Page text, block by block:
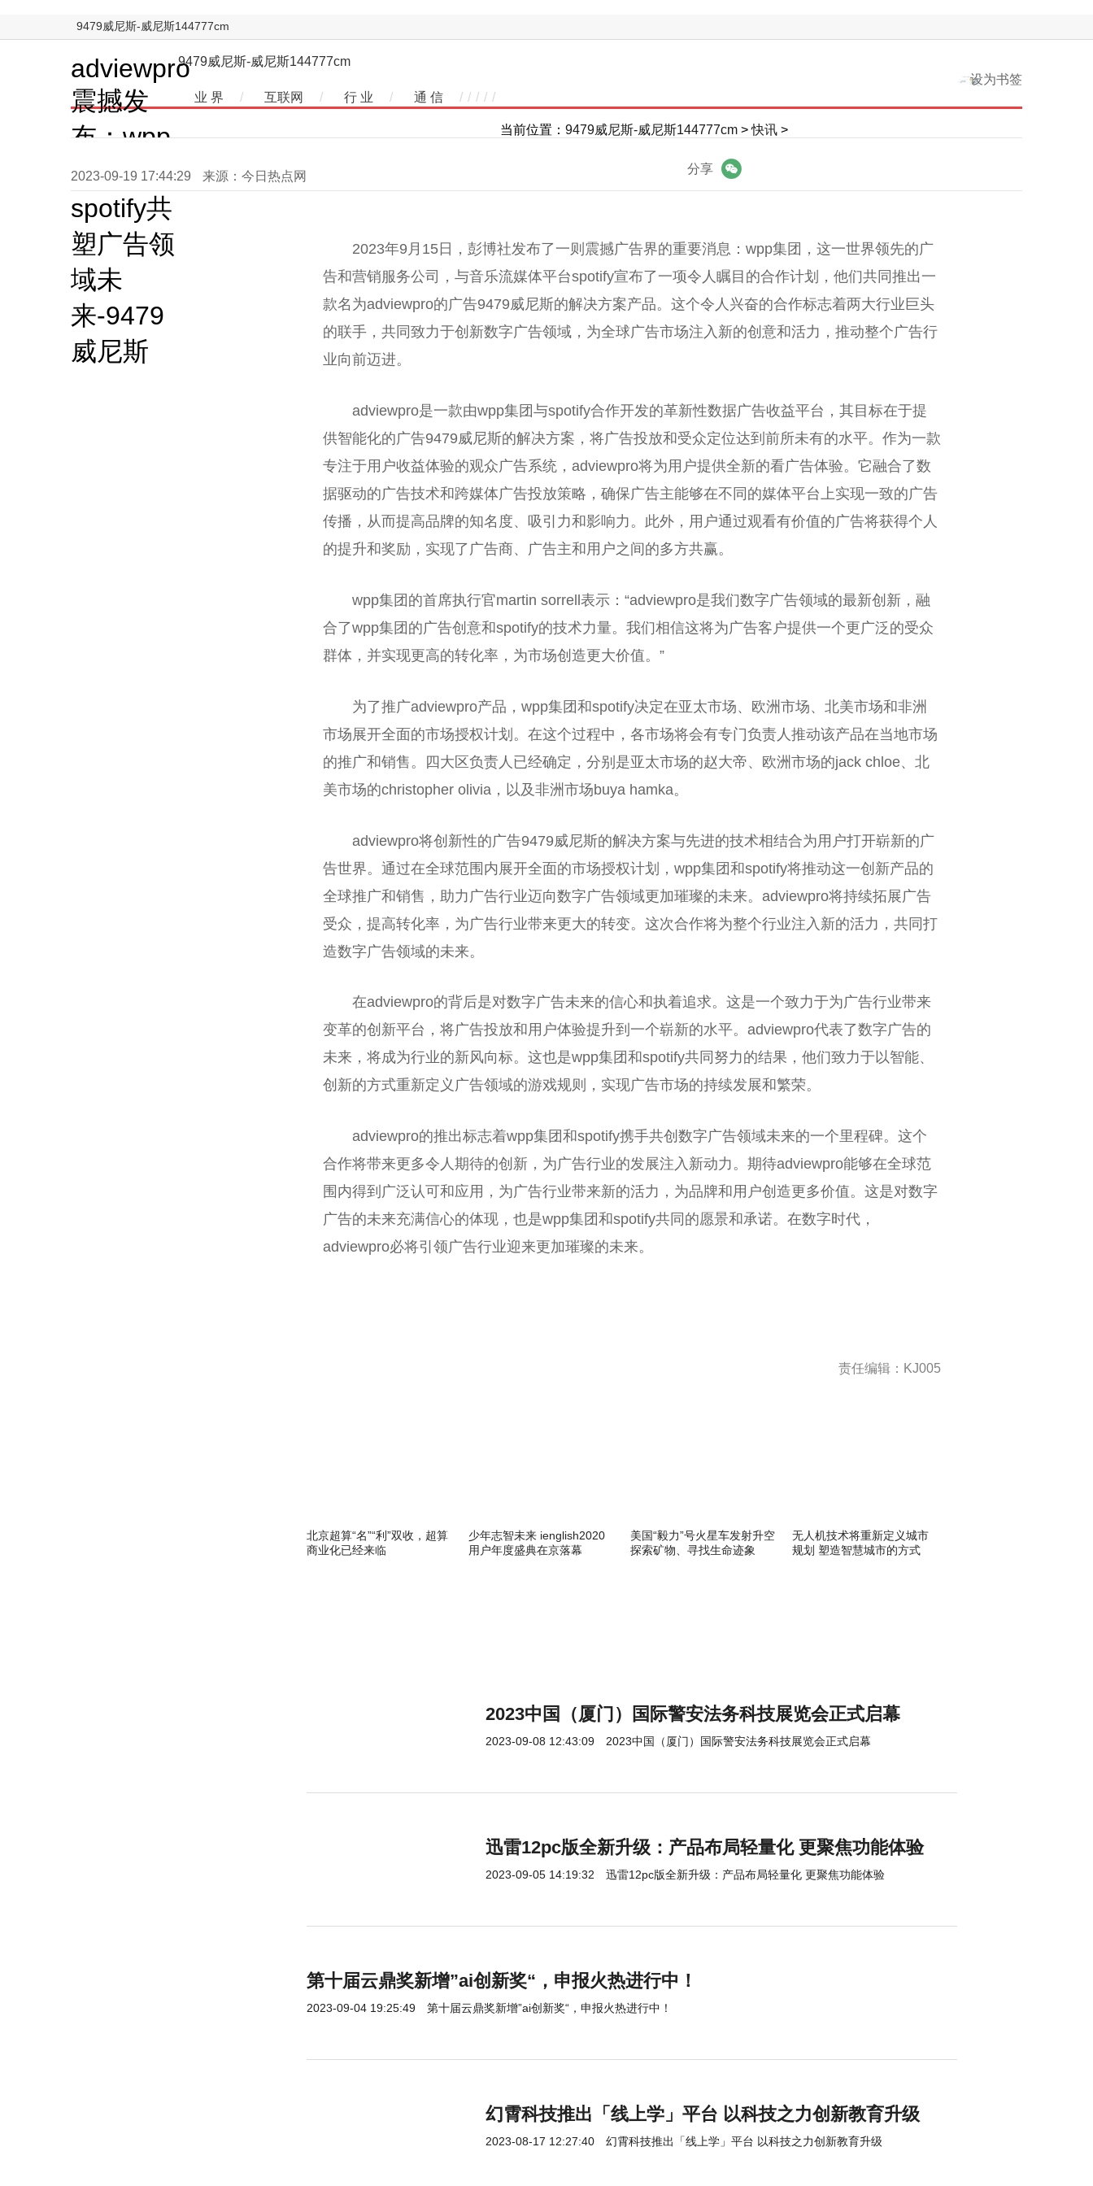
9479威尼斯-威尼斯144777cm
adviewpro
震撼发
布：wpp
集团与
spotify共
塑广告领
域未
来-9479
威尼斯
9479威尼斯-威尼斯144777cm
设为书签
业 界
/ 互联网 / 行 业 / 通 信 / / / / /
当前位置： 9479威尼斯-威尼斯144777cm >快讯 >
2023-09-19 17:44:29 来源：今日热点网
分享
2023年9月15日，彭博社发布了一则震撼广告界的重要消息：wpp集团，这一世界领先的广
告和营销服务公司，与音乐流媒体平台spotify宣布了一项令人瞩目的合作计划，他们共同推出一
款名为adviewpro的广告9479威尼斯的解决方案产品。这个令人兴奋的合作标志着两大行业巨头
的联手，共同致力于创新数字广告领域，为全球广告市场注入新的创意和活力，推动整个广告行
业向前迈进。
adviewpro是一款由wpp集团与spotify合作开发的革新性数据广告收益平台，其目标在于提
供智能化的广告9479威尼斯的解决方案，将广告投放和受众定位达到前所未有的水平。作为一款
专注于用户收益体验的观众广告系统，adviewpro将为用户提供全新的看广告体验。它融合了数
据驱动的广告技术和跨媒体广告投放策略，确保广告主能够在不同的媒体平台上实现一致的广告
传播，从而提高品牌的知名度、吸引力和影响力。此外，用户通过观看有价值的广告将获得个人
的提升和奖励，实现了广告商、广告主和用户之间的多方共赢。
wpp集团的首席执行官martin sorrell表示：“adviewpro是我们数字广告领域的最新创新，融
合了wpp集团的广告创意和spotify的技术力量。我们相信这将为广告客户提供一个更广泛的受众
群体，并实现更高的转化率，为市场创造更大价值。”
为了推广adviewpro产品，wpp集团和spotify决定在亚太市场、欧洲市场、北美市场和非洲
市场展开全面的市场授权计划。在这个过程中，各市场将会有专门负责人推动该产品在当地市场
的推广和销售。四大区负责人已经确定，分别是亚太市场的赵大帝、欧洲市场的jack chloe、北
美市场的christopher olivia，以及非洲市场buya hamka。
adviewpro将创新性的广告9479威尼斯的解决方案与先进的技术相结合为用户打开崭新的广
告世界。通过在全球范围内展开全面的市场授权计划，wpp集团和spotify将推动这一创新产品的
全球推广和销售，助力广告行业迈向数字广告领域更加璀璨的未来。adviewpro将持续拓展广告
受众，提高转化率，为广告行业带来更大的转变。这次合作将为整个行业注入新的活力，共同打
造数字广告领域的未来。
在adviewpro的背后是对数字广告未来的信心和执着追求。这是一个致力于为广告行业带来
变革的创新平台，将广告投放和用户体验提升到一个崭新的水平。adviewpro代表了数字广告的
未来，将成为行业的新风向标。这也是wpp集团和spotify共同努力的结果，他们致力于以智能、
创新的方式重新定义广告领域的游戏规则，实现广告市场的持续发展和繁荣。
adviewpro的推出标志着wpp集团和spotify携手共创数字广告领域未来的一个里程碑。这个
合作将带来更多令人期待的创新，为广告行业的发展注入新动力。期待adviewpro能够在全球范
围内得到广泛认可和应用，为广告行业带来新的活力，为品牌和用户创造更多价值。这是对数字
广告的未来充满信心的体现，也是wpp集团和spotify共同的愿景和承诺。在数字时代，
adviewpro必将引领广告行业迎来更加璀璨的未来。
责任编辑：KJ005
北京超算“名”“利”双收，超算
商业化已经来临
少年志智未来 ienglish2020
用户年度盛典在京落幕
美国“毅力”号火星车发射升空
探索矿物、寻找生命迹象
无人机技术将重新定义城市
规划 塑造智慧城市的方式
2023中国（厦门）国际警安法务科技展览会正式启幕
2023-09-08 12:43:09 2023中国（厦门）国际警安法务科技展览会正式启幕
迅雷12pc版全新升级：产品布局轻量化 更聚焦功能体验
2023-09-05 14:19:32 迅雷12pc版全新升级：产品布局轻量化 更聚焦功能体验
第十届云鼎奖新增”ai创新奖“，申报火热进行中！
2023-09-04 19:25:49 第十届云鼎奖新增”ai创新奖“，申报火热进行中！
幻霄科技推出「线上学」平台 以科技之力创新教育升级
2023-08-17 12:27:40 幻霄科技推出「线上学」平台 以科技之力创新教育升级